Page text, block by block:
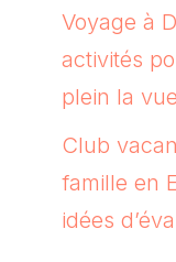
Voyage à
activités
plein la vue
Club
famille en
idées